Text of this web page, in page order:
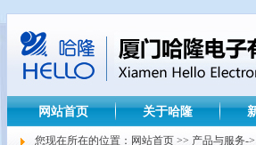
网站首页 关于哈隆
您现在所在的位置：网站首页 >> 产品与服务->